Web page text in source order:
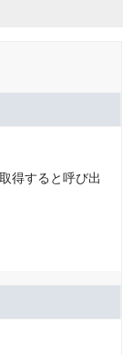
得すると呼び出